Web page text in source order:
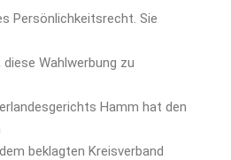
Persönlichkeitsrecht. Sie
Wahlwerbung zu
Hamm hat den
beklagten Kreisverband